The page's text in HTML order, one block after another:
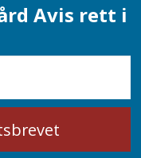
Avis rett i